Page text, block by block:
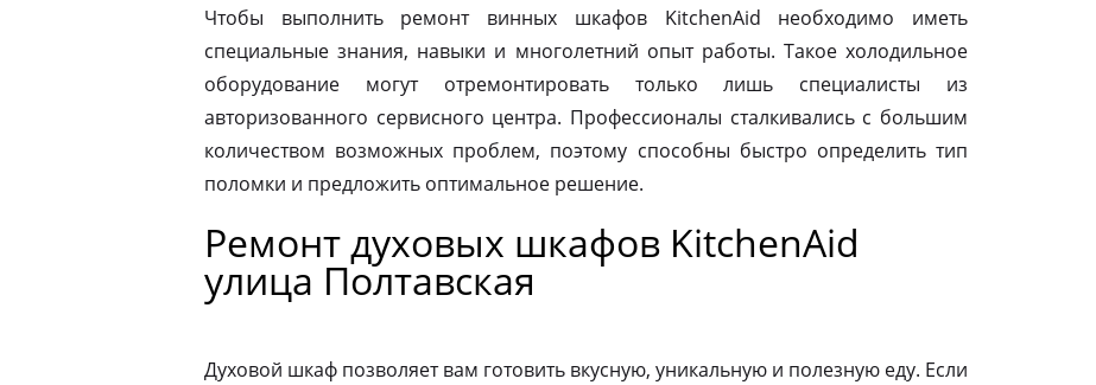
Чтобы выполнить ремонт винных шкафов KitchenAid необходимо иметь
специальные знания, навыки и многолетний опыт работы. Такое холодильное
оборудование могут отремонтировать только лишь специалисты из
авторизованного сервисного центра. Профессионалы сталкивались с большим
количеством возможных проблем, поэтому способны быстро определить тип
поломки и предложить оптимальное решение.
Ремонт духовых шкафов KitchenAid
улица Полтавская
Духовой шкаф позволяет вам готовить вкусную, уникальную и полезную еду. Если